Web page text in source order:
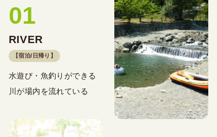
01
RIVER
【宿泊/日帰り】
水遊び・魚釣りができる
川が場内を流れている